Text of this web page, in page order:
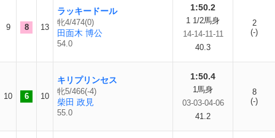
9 8 13
ラッキードール
牝4/474(0)
田面木 博公
54.0
1:50.2
1 1/2馬身
14-14-11-11
40.3
2
(-)
10 6 10
キリプリンセス
牝5/466(-4)
柴田 政見
55.0
1:50.4
1馬身
03-03-04-06
41.2
8
(-)